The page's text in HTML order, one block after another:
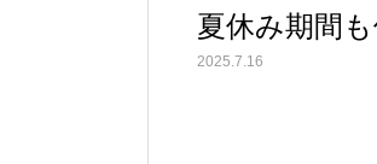
夏休み期間
2025.7.16